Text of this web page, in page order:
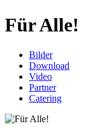
Für Alle!
Bilder
Download
Video
Partner
Catering